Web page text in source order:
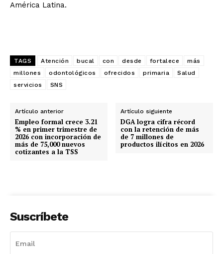
América Latina.
TAGS Atención bucal con desde fortalece
más
millones
odontológicos ofrecidos primaria
Salud
servicios
SNS
Artículo anterior
Empleo formal crece 3.21
% en primer trimestre de
2026 con incorporación de
más de 75,000 nuevos
cotizantes a la TSS
Artículo siguiente
DGA logra cifra récord
con la retención de más
de 7 millones de
productos ilícitos en 2026
Suscríbete